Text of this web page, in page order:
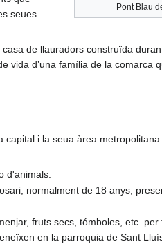
Pont Blau
seues
de llauradors construïda
vida d’una família de la comarca
i la seua àrea
d'animals.
normalment de 18 anys,
fruts secs, tómboles, etc.
en la parroquia de Sant